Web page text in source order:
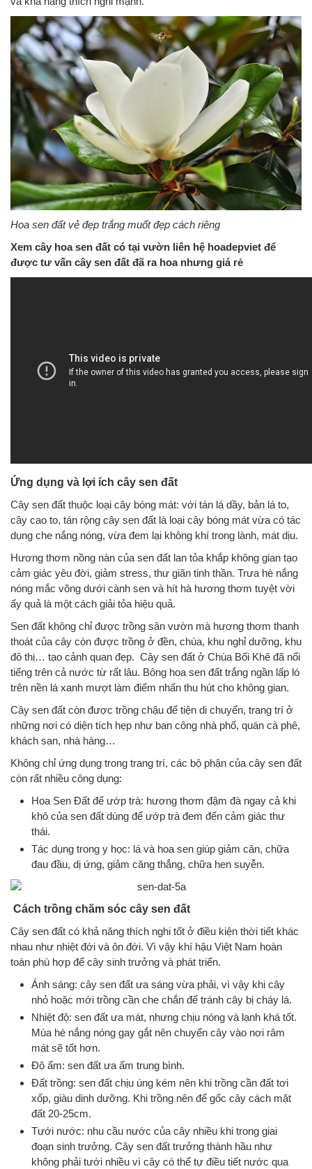
Hoa sen đất vẻ đẹp trắng muốt đẹp cách riêng
Xem cây hoa sen đất có tại vườn liên hệ hoadepviet để
được tư vấn cây sen đất đã ra hoa nhưng giá rẻ
Ứng dụng và lợi ích cây sen đất
Cây sen đất thuộc loại cây bóng mát: với tán lá dầy, bản lá to,
cây cao to, tán rộng cây sen đất là loại cây bóng mát vừa có tác
dụng che nắng nóng, vừa đem lại không khí trong lành, mát dịu.
Hương thơm nồng nàn của sen đất lan tỏa khắp không gian tạo
cảm giác yêu đời, giảm stress, thư giãn tinh thần. Trưa hè nắng
nóng mắc võng dưới cành sen và hít hà hương thơm tuyệt vời
ấy quả là một cách giải tỏa hiệu quả.
Sen đất không chỉ được trồng sân vườn mà hương thơm thanh
thoát của cây còn được trồng ở đền, chùa, khu nghỉ dưỡng, khu
đô thị… tạo cảnh quan đẹp. Cây sen đất ở Chùa Bối Khê đã nổi
tiếng trên cả nước từ rất lâu. Bông hoa sen đất trắng ngần lấp ló
trên nền lá xanh mượt làm điểm nhấn thu hút cho không gian.
Cây sen đất còn được trồng chậu để tiện di chuyển, trang trí ở
những nơi có diện tích hẹp như ban công nhà phố, quán cà phê,
khách sạn, nhà hàng…
Không chỉ ứng dụng trong trang trí, các bộ phận của cây sen đất
còn rất nhiều công dụng:
Hoa Sen Đất để ướp trà: hương thơm đậm đà ngay cả khi
khô của sen đất dùng để ướp trà đem đến cảm giác thư
thái.
Tác dụng trong y học: lá và hoa sen giúp giảm cân, chữa
đau đầu, dị ứng, giảm căng thẳng, chữa hen suyễn.
Cách trồng chăm sóc cây sen đất
Cây sen đất có khả năng thích nghi tốt ở điều kiện thời tiết khác
nhau như nhiệt đới và ôn đới. Vì vậy khí hậu Việt Nam hoàn
toàn phù hợp để cây sinh trưởng và phát triển.
Ánh sáng: cây sen đất ưa sáng vừa phải, vì vậy khi cây
nhỏ hoặc mới trồng cần che chắn để tránh cây bị cháy lá.
Nhiệt độ: sen đất ưa mát, nhưng chịu nóng và lạnh khá tốt.
Mùa hè nắng nóng gay gắt nên chuyển cây vào nơi râm
mát sẽ tốt hơn.
Độ ẩm: sen đất ưa ẩm trung bình.
Đất trồng: sen đất chịu úng kém nên khi trồng cần đất tơi
xốp, giàu dinh dưỡng. Khi trồng nên để gốc cây cách mặt
đất 20-25cm.
Tưới nước: nhu cầu nước của cây nhiều khi trong giai
đoạn sinh trưởng. Cây sen đất trưởng thành hầu như
không phải tưới nhiều vì cây có thể tự điều tiết nước qua